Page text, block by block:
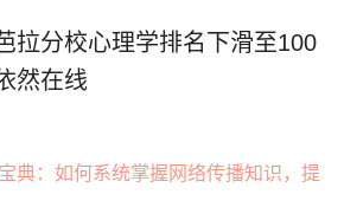
拉分校心理学排名下滑至100
然在线